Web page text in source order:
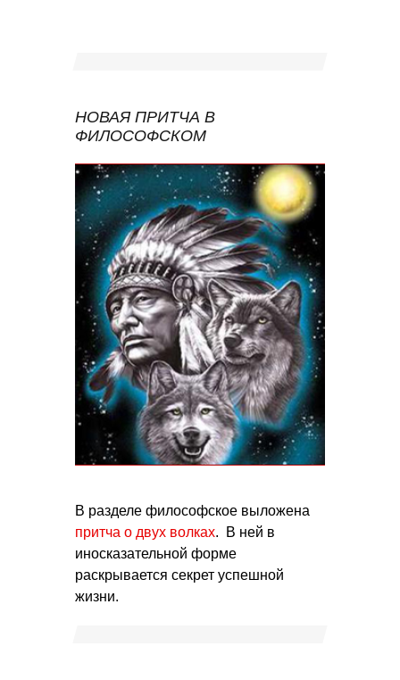
НОВАЯ ПРИТЧА В
ФИЛОСОФСКОМ
В разделе философское выложена
притча о двух волках. В ней в
иносказательной форме
раскрывается секрет успешной
жизни.